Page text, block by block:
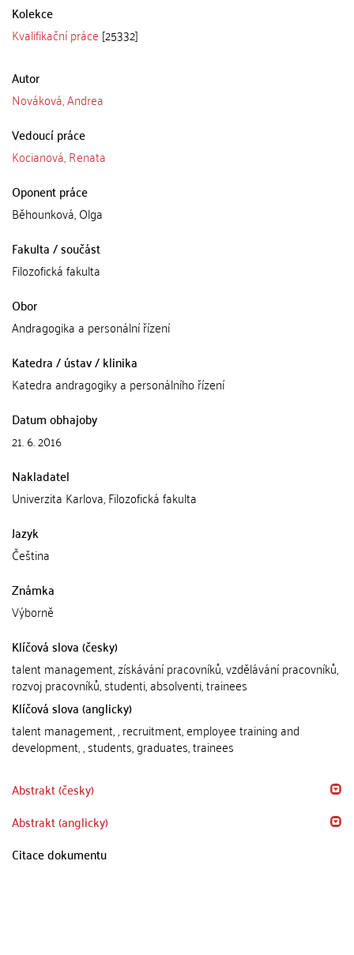
Kolekce
Kvalifikační práce [25332]
Autor
Nováková, Andrea
Vedoucí práce
Kocianová, Renata
Oponent práce
Běhounková, Olga
Fakulta / součást
Filozofická fakulta
Obor
Andragogika a personální řízení
Katedra / ústav / klinika
Katedra andragogiky a personálního řízení
Datum obhajoby
21. 6. 2016
Nakladatel
Univerzita Karlova, Filozofická fakulta
Jazyk
Čeština
Známka
Výborně
Klíčová slova (česky)
talent management, získávání pracovníků, vzdělávání pracovníků,
rozvoj pracovníků, studenti, absolventi, trainees
Klíčová slova (anglicky)
talent management, , recruitment, employee training and
development, , students, graduates, trainees
Abstrakt (česky)
Abstrakt (anglicky)
Citace dokumentu